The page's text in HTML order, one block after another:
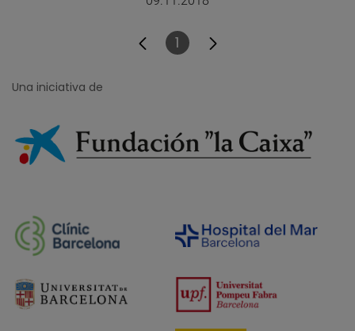
Página
1
Una iniciativa de